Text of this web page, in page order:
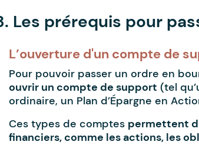
Les prérequis pour
L’ouverture d'un compte de
Pour pouvoir passer un ordre en
ouvrir un compte de support (tel
ordinaire, un Plan d’Épargne en
Ces types de comptes permettent
financiers, comme les actions, les